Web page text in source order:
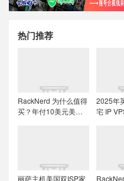
热门推荐
RackNerd 为什么值得
买？年付10美元美国
2025年
宅 IP
丽萨主机美国双ISP家